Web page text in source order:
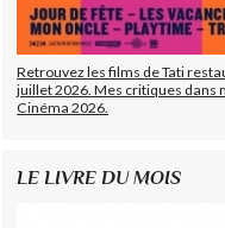
Retrouvez les films de Tati
juillet 2026. Mes critiques dans
Cinéma 2026.
LE LIVRE DU MOIS